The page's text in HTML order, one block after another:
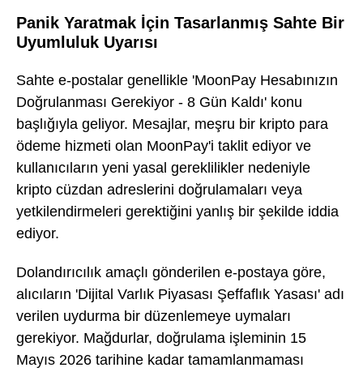
Panik Yaratmak İçin Tasarlanmış Sahte Bir
Uyumluluk Uyarısı
Sahte e-postalar genellikle 'MoonPay Hesabınızın
Doğrulanması Gerekiyor - 8 Gün Kaldı' konu
başlığıyla geliyor. Mesajlar, meşru bir kripto para
ödeme hizmeti olan MoonPay'i taklit ediyor ve
kullanıcıların yeni yasal gereklilikler nedeniyle
kripto cüzdan adreslerini doğrulamaları veya
yetkilendirmeleri gerektiğini yanlış bir şekilde iddia
ediyor.
Dolandırıcılık amaçlı gönderilen e-postaya göre,
alıcıların 'Dijital Varlık Piyasası Şeffaflık Yasası' adı
verilen uydurma bir düzenlemeye uymaları
gerekiyor. Mağdurlar, doğrulama işleminin 15
Mayıs 2026 tarihine kadar tamamlanmaması